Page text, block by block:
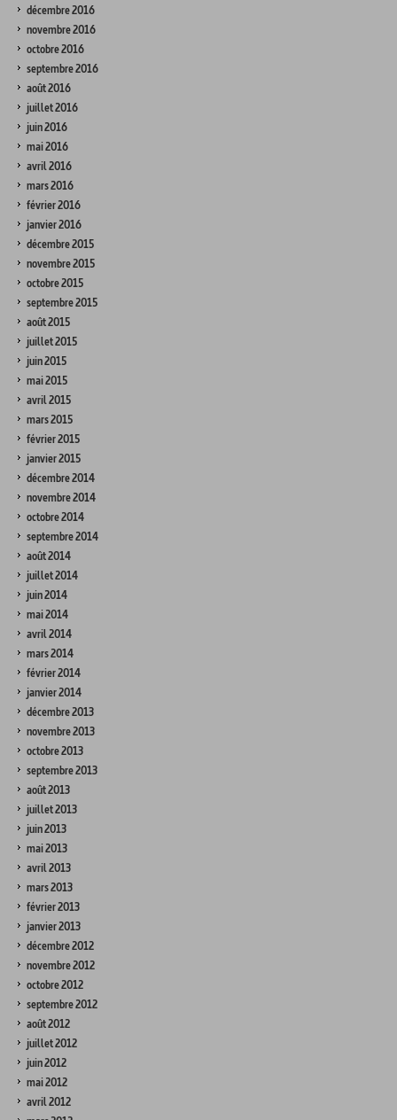
décembre 2016
novembre 2016
octobre 2016
septembre 2016
août 2016
juillet 2016
juin 2016
mai 2016
avril 2016
mars 2016
février 2016
janvier 2016
décembre 2015
novembre 2015
octobre 2015
septembre 2015
août 2015
juillet 2015
juin 2015
mai 2015
avril 2015
mars 2015
février 2015
janvier 2015
décembre 2014
novembre 2014
octobre 2014
septembre 2014
août 2014
juillet 2014
juin 2014
mai 2014
avril 2014
mars 2014
février 2014
janvier 2014
décembre 2013
novembre 2013
octobre 2013
septembre 2013
août 2013
juillet 2013
juin 2013
mai 2013
avril 2013
mars 2013
février 2013
janvier 2013
décembre 2012
novembre 2012
octobre 2012
septembre 2012
août 2012
juillet 2012
juin 2012
mai 2012
avril 2012